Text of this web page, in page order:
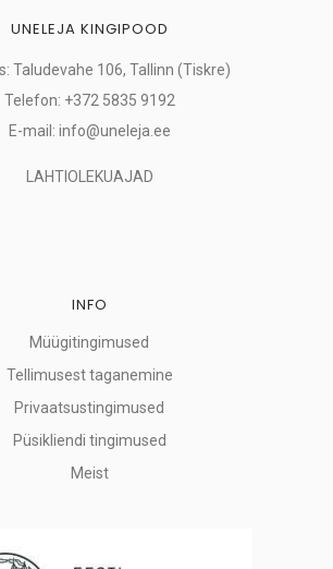
UNELEJA KINGIPOOD
Taludevahe 106, Tallinn (Tiskre)
Telefon: +372 5835 9192
E-mail: info@uneleja.ee
LAHTIOLEKUAJAD
INFO
Müügitingimused
Tellimusest taganemine
Privaatsustingimused
Püsikliendi tingimused
Meist